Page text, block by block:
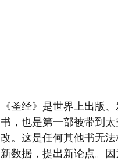
《圣经》是世界上出版
书，也是第一部被带到
改。这是任何其他书无
新数据，提出新论点。